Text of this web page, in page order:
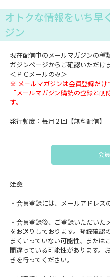
オトクな情報をいち早
ジン
現在配信中のメールマガジンの種
ガジンページからご確認いただけま
＜ＰＣメールのみ＞
※ メールマガジンは会員登録だけ
「メールマガジン購読の登録と
す。
発行頻度：毎月２回【無料配信】
会
注意
・会員登録には、メールアドレス
・会員登録後、ご登録いただい
をお送りしております。登録確認
まくいっていない可能性、または
間違っている可能性があります。
きを行ってください。